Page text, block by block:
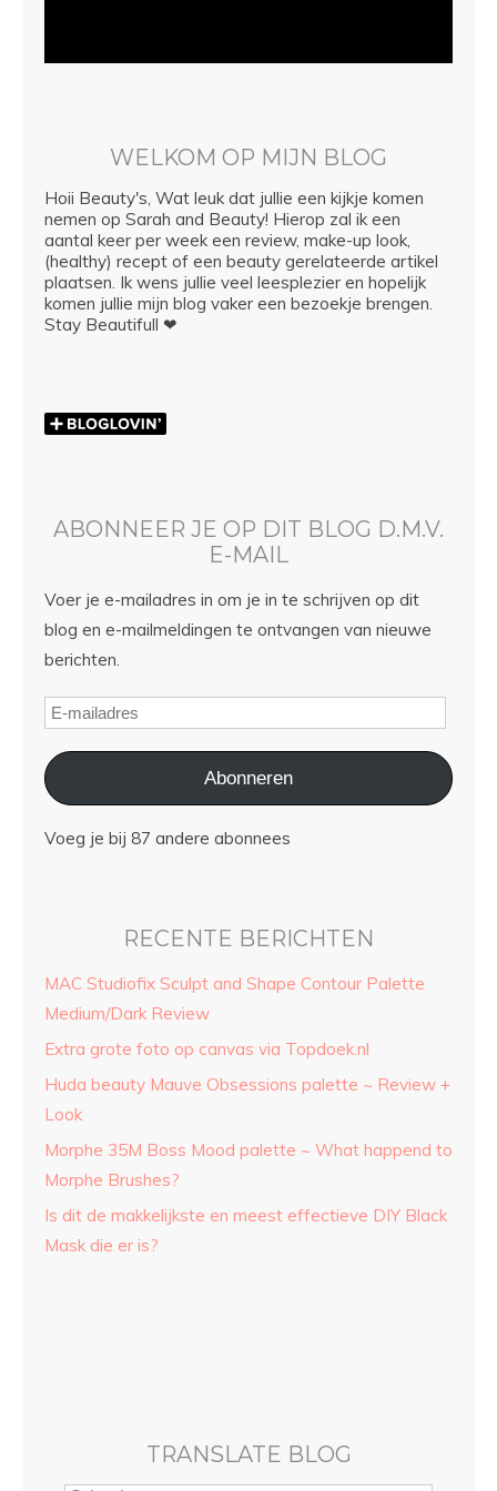
WELKOM OP MIJN BLOG
Hoii Beauty's, Wat leuk dat jullie een kijkje komen
nemen op Sarah and Beauty! Hierop zal ik een
aantal keer per week een review, make-up look,
(healthy) recept of een beauty gerelateerde artikel
plaatsen. Ik wens jullie veel leesplezier en hopelijk
komen jullie mijn blog vaker een bezoekje brengen.
Stay Beautifull ❤
ABONNEER JE OP DIT BLOG D.M.V.
E-MAIL
Voer je e-mailadres in om je in te schrijven op dit
blog en e-mailmeldingen te ontvangen van nieuwe
berichten.
Abonneren
Voeg je bij 87 andere abonnees
RECENTE BERICHTEN
MAC Studiofix Sculpt and Shape Contour Palette
Medium/Dark Review
Extra grote foto op canvas via Topdoek.nl
Huda beauty Mauve Obsessions palette ~ Review +
Look
Morphe 35M Boss Mood palette ~ What happend to
Morphe Brushes?
Is dit de makkelijkste en meest effectieve DIY Black
Mask die er is?
TRANSLATE BLOG